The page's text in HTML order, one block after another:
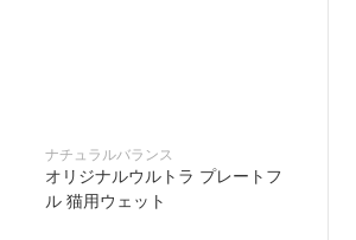
ナチュラルバランス
オリジナルウルトラ プレートフ
ル 猫用ウェット